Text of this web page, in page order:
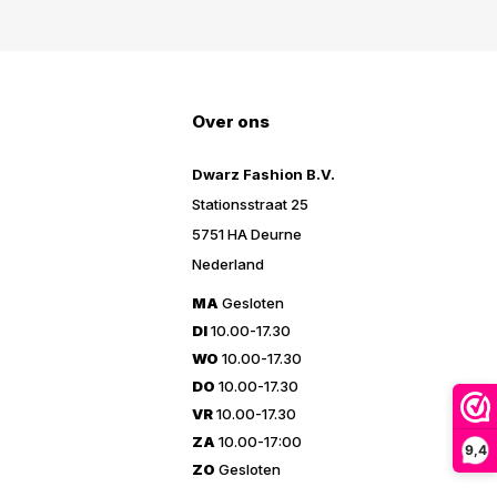
9,4
Over ons
Dwarz Fashion B.V.
Stationsstraat 25
5751 HA Deurne
Nederland
MA Gesloten
DI10.00-17.30
WO 10.00-17.30
DO 10.00-17.30
VR10.00-17.30
ZA 10.00-17:00
ZO Gesloten